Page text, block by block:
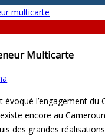
Multicarte
évoqué l’engagement
encore au
des grandes